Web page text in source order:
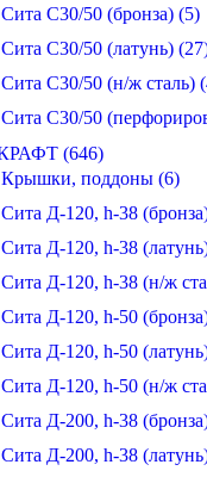
Сита С30/50 (бронза) (5)
Сита С30/50 (латунь)
Сита С30/50 (н/ж сталь)
Сита С30/50
(646)
Крышки, поддоны (6)
Сита Д-120, h-38
Сита Д-120, h-38
Сита Д-120, h-38 (н/ж
Сита Д-120, h-50
Сита Д-120, h-50
Сита Д-120, h-50 (н/ж
Сита Д-200, h-38
Сита Д-200, h-38